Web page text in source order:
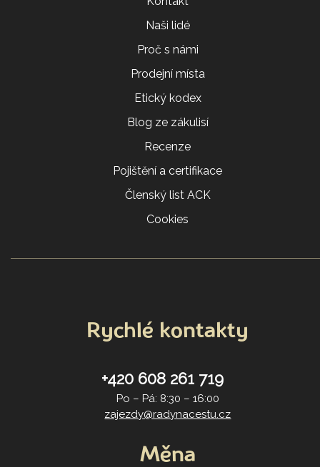
Naši lidé
Proč s námi
Prodejní místa
Etický kodex
Blog ze zákulisí
Recenze
Pojištění a certifikace
Členský list ACK
Cookies
Rychlé kontakty
+420 608 261 719
Po – Pá: 8:30 – 16:00
zajezdy@radynacestu.cz
Měna